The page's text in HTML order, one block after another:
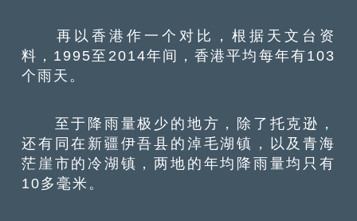
再以香港作一个对比，根据天文台资
料，1995至2014年间，香港平均每年有103
个雨天。
至于降雨量极少的地方，除了托克逊，
还有同在新疆伊吾县的淖毛湖镇，以及青海
茫崖市的冷湖镇，两地的年均降雨量均只有
10多毫米。